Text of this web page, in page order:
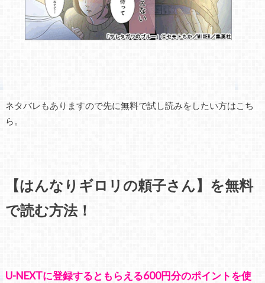
ネタバレもありますので先に無料で試し読みをしたい方はこち
ら。
【はんなりギロリの頼子さん】を無料
で読む方法！
U-NEXTに登録するともらえる600円分のポイントを使